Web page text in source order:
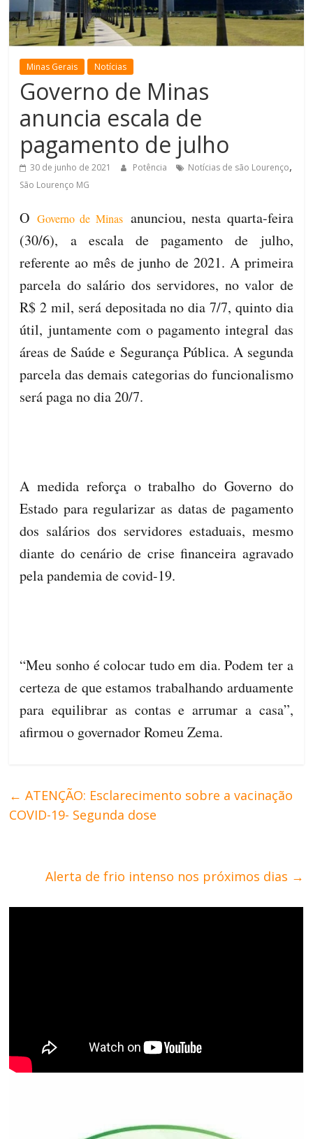
de
Minas
Minas Gerais Notícias
Governo de Minas
anuncia escala de
pagamento de julho
30 de junho de 2021 Potência Notícias de são Lourenço,
São Lourenço MG
O Governo de Minas anunciou, nesta quarta-feira
(30/6), a escala de pagamento de julho,
referente ao mês de junho de 2021. A primeira
parcela do salário dos servidores, no valor de
R$ 2 mil, será depositada no dia 7/7, quinto dia
útil, juntamente com o pagamento integral das
áreas de Saúde e Segurança Pública. A segunda
parcela das demais categorias do funcionalismo
será paga no dia 20/7.
A medida reforça o trabalho do Governo do
Estado para regularizar as datas de pagamento
dos salários dos servidores estaduais, mesmo
diante do cenário de crise financeira agravado
pela pandemia de covid-19.
“Meu sonho é colocar tudo em dia. Podem ter a
certeza de que estamos trabalhando arduamente
para equilibrar as contas e arrumar a casa”,
afirmou o governador Romeu Zema.
← ATENÇÃO: Esclarecimento sobre a vacinação
COVID-19- Segunda dose
Alerta de frio intenso nos próximos dias →